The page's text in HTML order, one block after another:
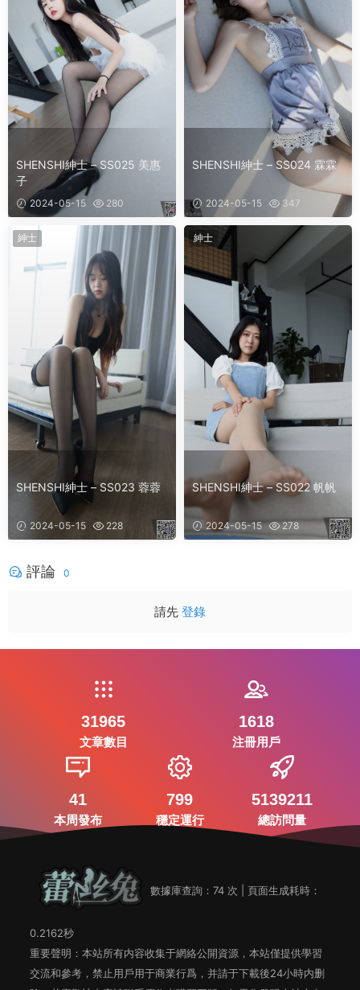
SHENSHI紳士 – SS025 美惠
子
2024-05-15 280
SHENSHI紳士 – SS024 霖霖
2024-05-15 347
紳士
SHENSHI紳士 – SS023 蓉蓉
2024-05-15 228
紳士
SHENSHI紳士 – SS022 帆帆
2024-05-15 278
評論 0
請先 登錄
31965
文章數目
1618
注冊用戶
41
本周發布
799
穩定運行
5139211
總訪問量
數據庫查詢：74 次 | 頁面生成耗時：
0.2162秒
重要聲明：本站所有内容收集于網絡公開資源，本站僅提供學習
交流和參考，禁止用戶用于商業行爲，并請于下載後24小時内删